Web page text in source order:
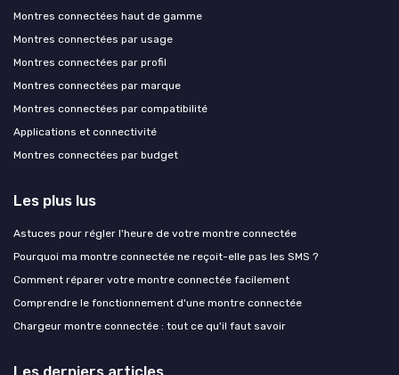
Montres connectées haut de gamme
Montres connectées par usage
Montres connectées par profil
Montres connectées par marque
Montres connectées par compatibilité
Applications et connectivité
Montres connectées par budget
Les plus lus
Astuces pour régler l'heure de votre montre connectée
Pourquoi ma montre connectée ne reçoit-elle pas les SMS ?
Comment réparer votre montre connectée facilement
Comprendre le fonctionnement d'une montre connectée
Chargeur montre connectée : tout ce qu'il faut savoir
Les derniers articles